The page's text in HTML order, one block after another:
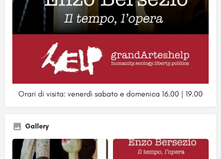
Orari di visita: venerdì sabato e domenica 16.00 | 19.00
Gallery